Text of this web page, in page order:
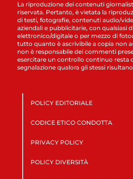
La riproduzione dei contenuti
riservata. Pertanto, è vietata la
di testi, fotografie, contenuti audio/
aziendali e pubblicitarie, con qualsiasi
elettronico/digitale o per mezzo di
tutto quanto è ascrivibile a copia non
non è responsabile dei commenti
esercitare un controllo continuo resta
segnalazione qualora gli stessi
POLICY EDITORIALE
CODICE ETICO CONDOTTA
PRIVACY POLICY
POLICY DIVERSITÀ